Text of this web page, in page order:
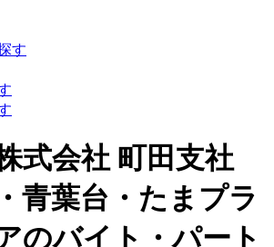
す
式会社 町田支社
青葉台・たまプラ
のバイト・パート